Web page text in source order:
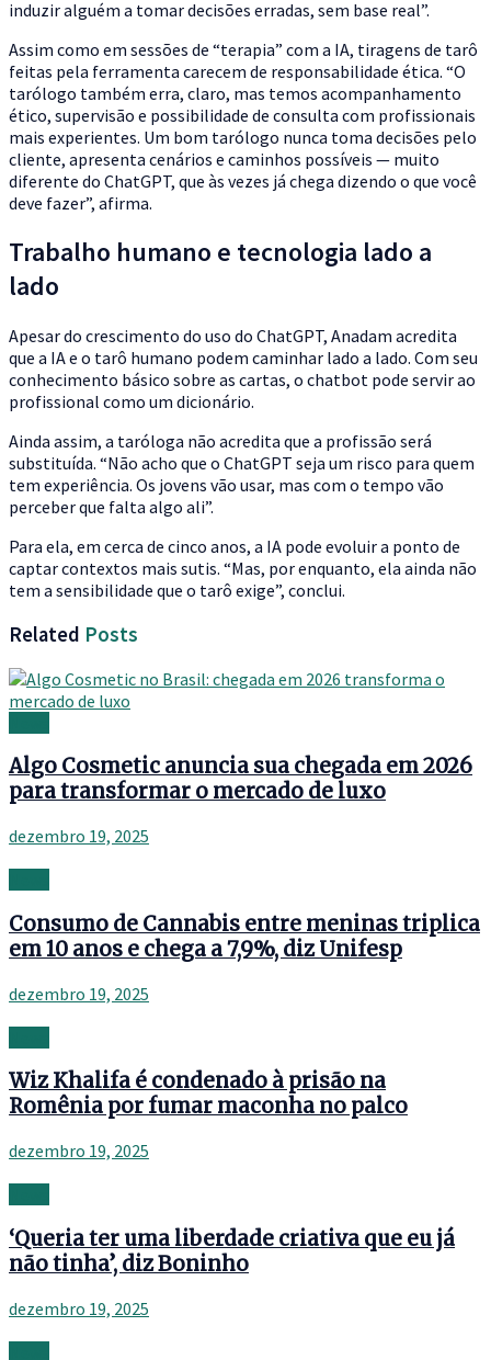
induzir alguém a tomar decisões erradas, sem base real”.
Assim como em sessões de “terapia” com a IA, tiragens de tarô
feitas pela ferramenta carecem de responsabilidade ética. “O
tarólogo também erra, claro, mas temos acompanhamento
ético, supervisão e possibilidade de consulta com profissionais
mais experientes. Um bom tarólogo nunca toma decisões pelo
cliente, apresenta cenários e caminhos possíveis — muito
diferente do ChatGPT, que às vezes já chega dizendo o que você
deve fazer”, afirma.
Trabalho humano e tecnologia lado a
lado
Apesar do crescimento do uso do ChatGPT, Anadam acredita
que a IA e o tarô humano podem caminhar lado a lado. Com seu
conhecimento básico sobre as cartas, o chatbot pode servir ao
profissional como um dicionário.
Ainda assim, a taróloga não acredita que a profissão será
substituída. “Não acho que o ChatGPT seja um risco para quem
tem experiência. Os jovens vão usar, mas com o tempo vão
perceber que falta algo ali”.
Para ela, em cerca de cinco anos, a IA pode evoluir a ponto de
captar contextos mais sutis. “Mas, por enquanto, ela ainda não
tem a sensibilidade que o tarô exige”, conclui.
Related Posts
Algo Cosmetic anuncia sua chegada em 2026
para transformar o mercado de luxo
dezembro 19, 2025
Consumo de Cannabis entre meninas triplica
em 10 anos e chega a 7,9%, diz Unifesp
dezembro 19, 2025
Wiz Khalifa é condenado à prisão na
Romênia por fumar maconha no palco
dezembro 19, 2025
‘Queria ter uma liberdade criativa que eu já
não tinha’, diz Boninho
dezembro 19, 2025